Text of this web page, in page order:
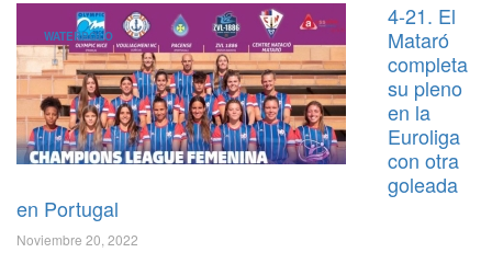
WATERPOLO
4-21. El
Mataró
completa
su pleno
en la
Euroliga
con otra
goleada
en Portugal
Noviembre 20, 2022